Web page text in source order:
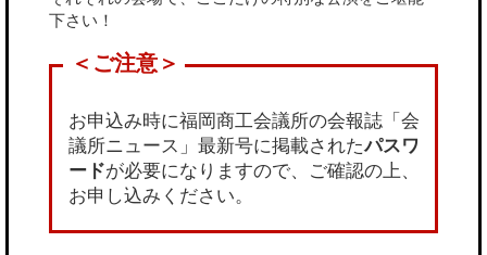
下さい！
お申込み時に福岡商工会議所の会報誌「会
議所ニュース」最新号に掲載されたパスワ
ードが必要になりますので、ご確認の上、
お申し込みください。